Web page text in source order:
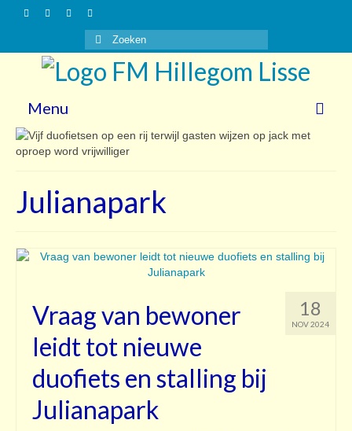
Zoeken
naar:
Menu
Nieuws
Vrijwilligers
Contact
Julianapark
18
NOV 2024
Vraag van bewoner
leidt tot nieuwe
duofiets en stalling bij
Julianapark